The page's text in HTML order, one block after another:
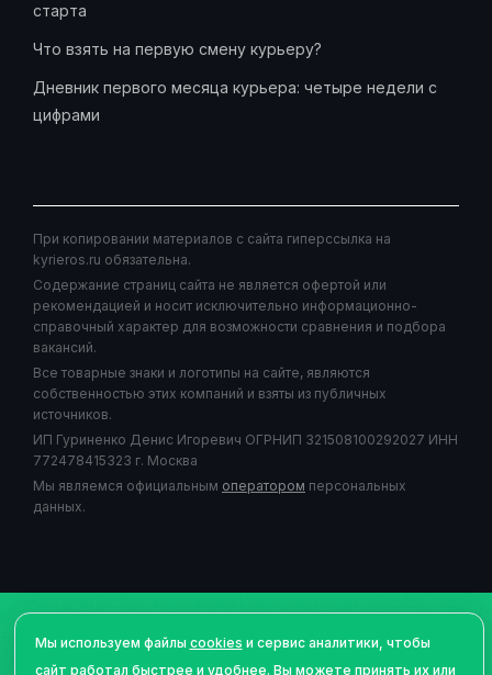
старта
Что взять на первую смену курьеру?
Дневник первого месяца курьера: четыре недели с
цифрами
При копировании материалов с сайта гиперссылка на
kyrieros.ru обязательна.
Содержание страниц сайта не является офертой или
рекомендацией и носит исключительно информационно-
справочный характер для возможности сравнения и подбора
вакансий.
Все товарные знаки и логотипы на сайте, являются
собственностью этих компаний и взяты из публичных
источников.
ИП Гуриненко Денис Игоревич ОГРНИП 321508100292027 ИНН
772478415323 г. Москва
Мы являемся официальным оператором персональных
данных.
сервис подбора и сравнения вакансий для курьеров - все
Мы используем файлы cookies и сервис аналитики, чтобы
сайт работал быстрее и удобнее. Вы можете принять их или